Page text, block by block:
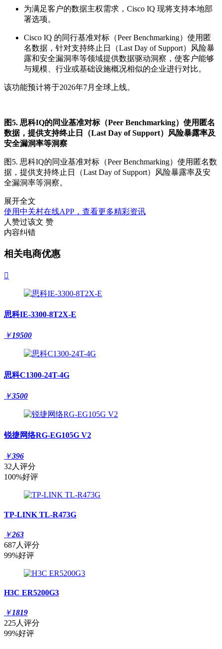
为满足客户的数据主权需求，Cisco IQ 现将支持本地部
署选项。
Cisco IQ 的同行基准对标（Peer Benchmarking） 使用匿
名数据，针对支持终止日（Last Day of Support）风险暴
露和安全漏洞率等领域提供数据驱动洞察，使客户能够
与规模、行业或基础设施概况相似的企业进行对比。
该功能预计将于2026年7月全球 上线。
图5. 思科IQ的同业基准对标（Peer Benchmarking）使用匿名
数据，提供支持终止日（Last Day of Support）风险暴露率及
安全漏洞率等洞察
图5. 思科IQ的同业基准对标（Peer Benchmarking）使用匿名数
据，提供支持终止日
（Last Day of Support）
风险暴露率及安
全漏洞率等洞察。
展开全文
使用中关村在线APP，查看更多精彩资讯
人赞过该文 赞
内容纠错
相关电商优惠

思科IE-3300-8T2X-E
￥19500
思科C1300-24T-4G
￥3500
锐捷网络RG-EG105G V2
￥396
32人评分
100%好评
TP-LINK TL-R473G
￥263
687人评分
99%好评
H3C ER5200G3
￥1819
225人评分
99%好评